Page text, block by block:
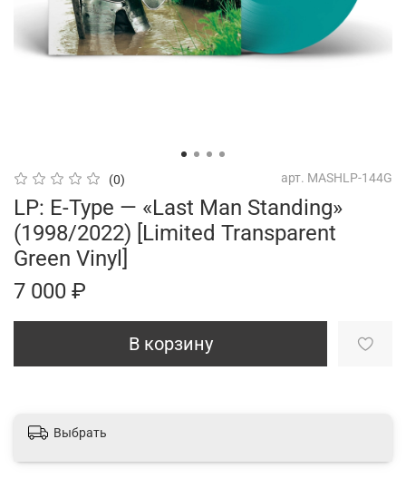
(0) арт. MASHLP-144G
LP: E-Type — «Last Man Standing»
(1998/2022) [Limited Transparent
Green Vinyl]
7 000 ₽
В корзину
Выбрать